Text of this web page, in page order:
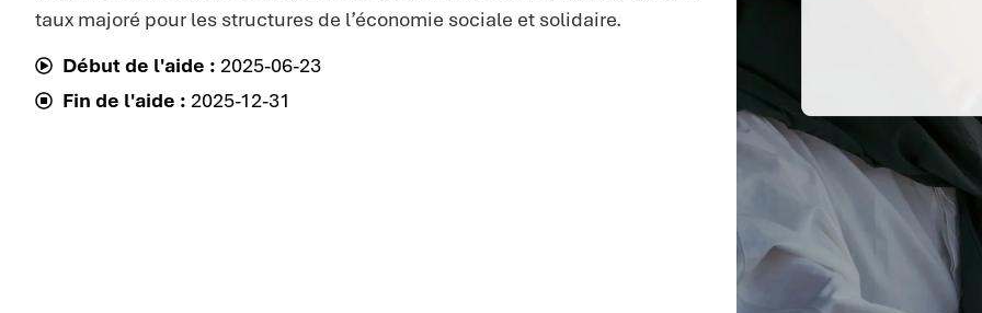
taux majoré pour les structures de l’économie sociale et solidaire.
Début de l'aide : 2025-06-23
Fin de l'aide : 2025-12-31